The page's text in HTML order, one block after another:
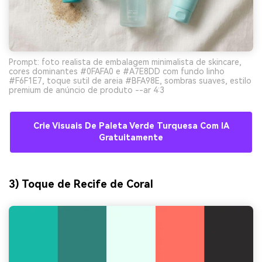
Prompt: foto realista de embalagem minimalista de skincare,
cores dominantes #0FAFA0 e #A7E8DD com fundo linho
#F6F1E7, toque sutil de areia #BFA98E, sombras suaves, estilo
premium de anúncio de produto --ar 4:3
Crie Visuais De Paleta Verde Turquesa Com IA
Gratuitamente
3) Toque de Recife de Coral